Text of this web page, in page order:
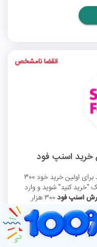
در وبسایت یا اپلیکیشن اسنپ فود می‌توانید برای اولین خرید خود 300
"خرید کنید" شوید و وارد
اسنپ فود
300 هزار
انقضا نامشخص